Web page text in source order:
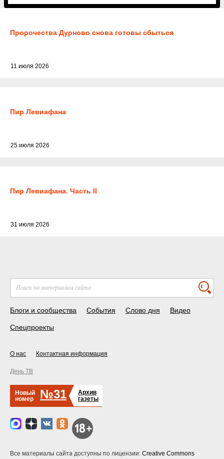
Пророчества Дурново снова готовы сбыться
11 июля 2026
Пир Левиафана
25 июля 2026
Пир Левиафана. Часть II
31 июля 2026
Блоги и сообщества События Слово дня Видео
Спецпроекты
О нас Контактная информация
День ТВ
Новый
номер
№31
Архив
газеты
Все материалы сайта доступны по лицензии: Creative Commons